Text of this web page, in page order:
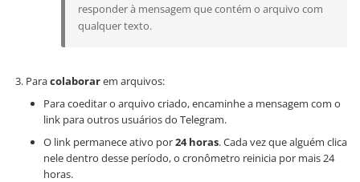
responder à mensagem que contém o arquivo com
qualquer texto.
Paracolaborarem arquivos:
Para coeditar o arquivo criado, encaminhe a mensagem com o
link para outros usuários do Telegram.
O link permanece ativo por24 horas. Cada vez que alguém clica
nele dentro desse período, o cronômetro reinicia por mais 24
horas.